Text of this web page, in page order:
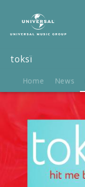
Metoksï
Home News